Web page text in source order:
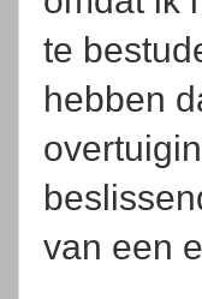
te
hebben
van een